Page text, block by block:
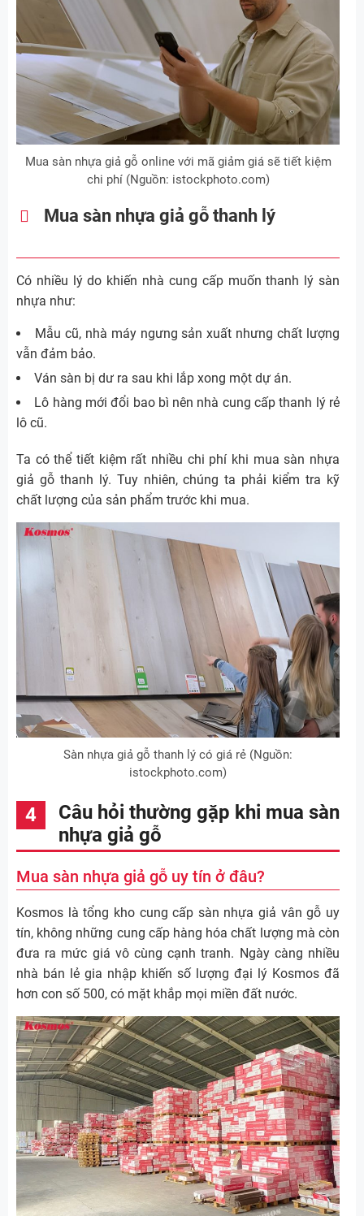
Mua sàn nhựa giả gỗ online với mã giảm giá sẽ tiết kiệm
chi phí (Nguồn: istockphoto.com)
Mua sàn nhựa giả gỗ thanh lý
Có nhiều lý do khiến nhà cung cấp muốn thanh lý sàn
nhựa như:
Mẫu cũ, nhà máy ngưng sản xuất nhưng chất lượng
vẫn đảm bảo.
Ván sàn bị dư ra sau khi lắp xong một dự án.
Lô hàng mới đổi bao bì nên nhà cung cấp thanh lý rẻ
lô cũ.
Ta có thể tiết kiệm rất nhiều chi phí khi mua sàn nhựa
giả gỗ thanh lý. Tuy nhiên, chúng ta phải kiểm tra kỹ
chất lượng của sản phẩm trước khi mua.
Sàn nhựa giả gỗ thanh lý có giá rẻ (Nguồn:
istockphoto.com)
Câu hỏi thường gặp khi mua sàn
nhựa giả gỗ
Mua sàn nhựa giả gỗ uy tín ở đâu?
Kosmos là tổng kho cung cấp sàn nhựa giả vân gỗ uy
tín, không những cung cấp hàng hóa chất lượng mà còn
đưa ra mức giá vô cùng cạnh tranh. Ngày càng nhiều
nhà bán lẻ gia nhập khiến số lượng đại lý Kosmos đã
hơn con số 500, có mặt khắp mọi miền đất nước.